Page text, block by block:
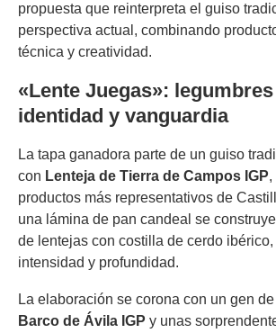
propuesta que reinterpreta el guiso
perspectiva actual, combinando
técnica y creatividad.
«Lente Juegas»:
identidad y vanguardia
La tapa ganadora parte de un guiso
con Lenteja de Tierra de Campos IGP,
productos más representativos de
una lámina de pan candeal se
de lentejas con costilla de cerdo
intensidad y profundidad.
La elaboración se corona con un gen de
Barco de Ávila IGP y unas